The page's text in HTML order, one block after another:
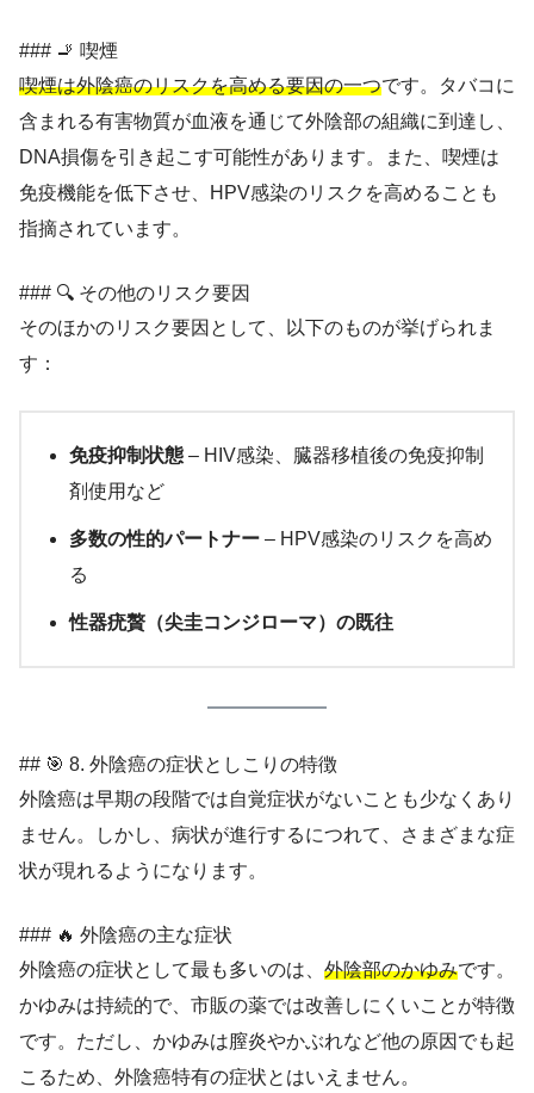
### 🚬 喫煙
喫煙は外陰癌のリスクを高める要因の一つです。タバコに
含まれる有害物質が血液を通じて外陰部の組織に到達し、
DNA損傷を引き起こす可能性があります。また、喫煙は
免疫機能を低下させ、HPV感染のリスクを高めることも
指摘されています。
### 🔍 その他のリスク要因
そのほかのリスク要因として、以下のものが挙げられま
す：
免疫抑制状態 – HIV感染、臓器移植後の免疫抑制
剤使用など
多数の性的パートナー – HPV感染のリスクを高め
る
性器疣贅（尖圭コンジローマ）の既往
## 🎯 8. 外陰癌の症状としこりの特徴
外陰癌は早期の段階では自覚症状がないことも少なくあり
ません。しかし、病状が進行するにつれて、さまざまな症
状が現れるようになります。
### 🔥 外陰癌の主な症状
外陰癌の症状として最も多いのは、 外陰部のかゆみです。
かゆみは持続的で、市販の薬では改善しにくいことが特徴
です。ただし、かゆみは膣炎やかぶれなど他の原因でも起
こるため、外陰癌特有の症状とはいえません。